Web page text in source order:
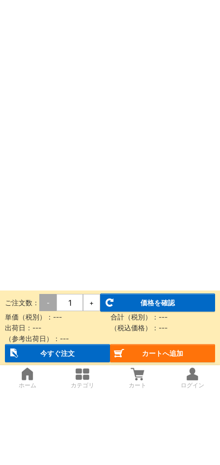
ご注文数： - +
価格を確認
単価（税別）： --- 合計（税別）： ---
出荷日： --- （税込価格）： ---
（参考出荷日）： ---
今すぐ注文
カートへ追加
ホーム カテゴリ カート ログイン